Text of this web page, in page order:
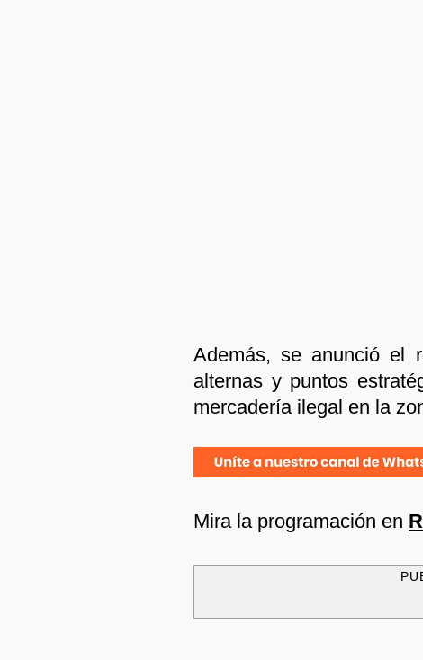
Además, se anunció el
alternas y puntos
mercadería ilegal en la
Mira la programación en